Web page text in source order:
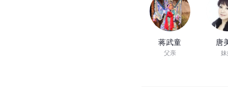
蒋武童
父亲
唐